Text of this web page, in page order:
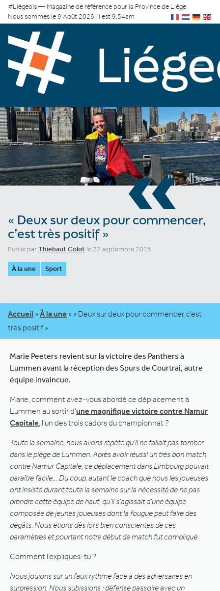
#Liégeois — Magazine de référence pour la Province de Liège
Nous sommes le 9 Août 2026, il est 9:54am
«
« Deux sur deux pour commencer,
c’est très positif »
Publié parThiebaut Colot le 22 septembre 2025
À la une Sport
Accueil » À la une » « Deux sur deux pour commencer, c’est
très positif »
Marie Peeters revient sur la victoire des Panthers à
Lummen avant la réception des Spurs de Courtrai, autre
équipe invaincue.
Marie, comment avez-vous abordé ce déplacement à
Lummen au sortir d’une magnifique victoire contre Namur
Capitale , l’un des trois cadors du championnat ?
Toute la semaine, nous avons répété qu’il ne fallait pas tomber
dans le piège de Lummen. Après avoir réussi un très bon match
contre Namur Capitale, ce déplacement dans Limbourg pouvait
paraître facile… Du coup, autant le coach que nous les joueuses
ont insisté durant toute la semaine sur la nécessité de ne pas
prendre cette équipe de haut, qu’il s’agissait d’une équipe
composée de jeunes joueuses dont la fougue peut faire des
dégâts. Nous étions dès lors bien conscientes de ces
paramètres et pourtant notre début de match fut compliqué.
Comment l’expliques-tu ?
Nous jouions sur un faux rythme face à des adversaires en
surpression. Nous subissions : défense passoire avec un